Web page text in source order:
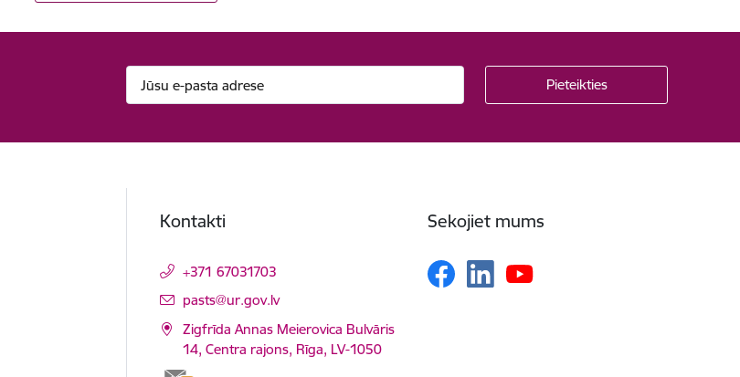
Kontakti
+371 67031703
E-pasts:
pasts@ur.gov.lv
Zigfrīda Annas Meierovica Bulvāris
14, Centra rajons, Rīga, LV-1050
Sekojiet mums